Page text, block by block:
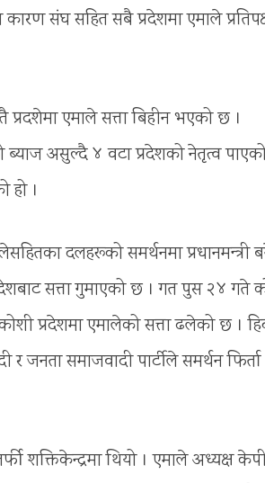
संघ सहित सबै प्रदेशमा एमाले
प्रदशेमा एमाले सत्ता बिहीन भएको छ ।
ब्याज असुल्दै ४ वटा प्रदेशको नेतृत्व
हो ।
दलहरूको समर्थनमा प्रधानमन्त्री
सत्ता गुमाएको छ । गत पुस २४ गते
प्रदेशमा एमालेको सत्ता ढलेको छ ।
जनता समाजवादी पार्टीले समर्थन फिर्ता
शक्तिकेन्द्रमा थियो । एमाले अध्यक्ष